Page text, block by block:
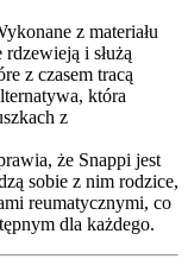
z materiału
i służą
z czasem tracą
która
z
że Snappi jest
sobie z nim rodzice,
reumatycznymi, co
dla każdego.